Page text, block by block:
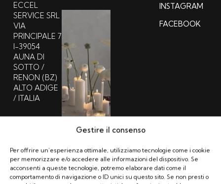
Gestire il consenso
Per offrire un’esperienza ottimale, utilizziamo tecnologie come i cookie
per memorizzare e/o accedere alle informazioni del dispositivo. Se
acconsenti a queste tecnologie, potremo elaborare dati come il
comportamento di navigazione o ID unici su questo sito. Se non presti o
ECCEL
SERVICE SRL
VIA
PRINCIPALE 7
I-39054
AUNA DI
SOTTO /
RENON (BZ)
ALTO ADIGE
/ ITALIA
INFO@RENTEVENT.IT
699
+39 335
7755725
INSTAGRAM
FACEBOOK